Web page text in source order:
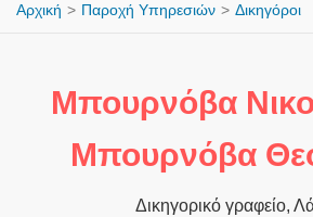
Αρχική Παροχή Υπηρεσιών Δικηγόροι
Μπουρνόβα
Μπουρνόβα
Δικηγορικό γραφείο,